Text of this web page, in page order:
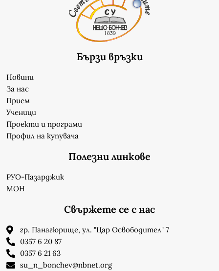
Бързи връзки
Новини
За нас
Прием
Ученици
Проекти и програми
Профил на купувача
Полезни линкове
РУО-Пазарджик
МОН
Свържете се с нас
гр. Панагюрище, ул. "Цар Освободител" 7
0357 6 20 87
0357 6 21 63
su_n_bonchev@nbnet.org